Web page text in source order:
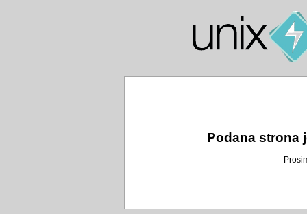
Podana strona